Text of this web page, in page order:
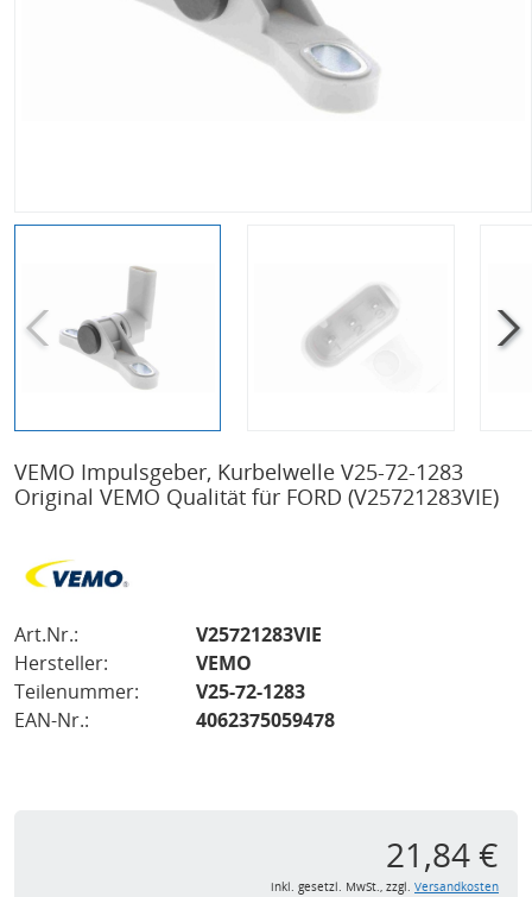
VEMO Impulsgeber, Kurbelwelle V25-72-1283
Original VEMO Qualität für FORD (V25721283VIE)
Art.Nr.:
V25721283VIE
Hersteller:
VEMO
Teilenummer:
V25-72-1283
EAN-Nr.:
4062375059478
21,84 €
inkl. gesetzl. MwSt., zzgl. Versandkosten